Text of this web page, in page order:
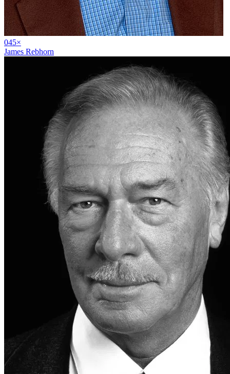
045×
James Rebhorn